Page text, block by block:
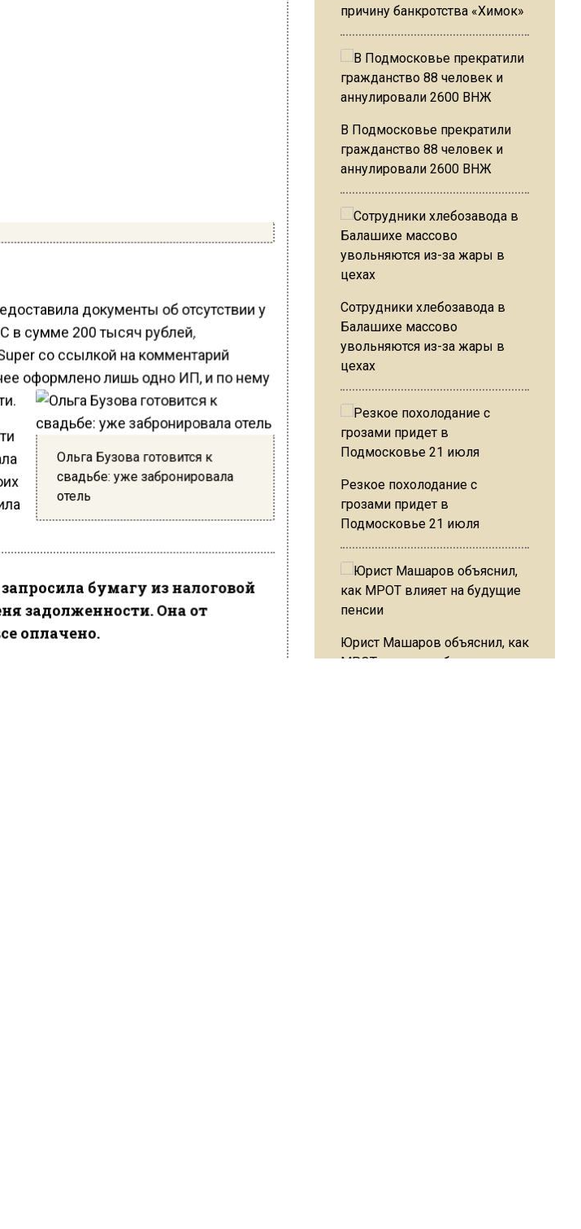
документы об отсутствии у
в сумме 200 тысяч рублей,
со ссылкой на комментарий
оформлено лишь одно ИП, и по нему
Ольга Бузова готовится к
свадьбе: уже забронировала
отель
бумагу из налоговой
задолженности. Она от
оплачено.
причину банкротства «Химок»
В Подмосковье прекратили
гражданство 88 человек и
аннулировали 2600 ВНЖ
Сотрудники хлебозавода в
Балашихе массово
увольняются из-за жары в
цехах
Резкое похолодание с
грозами придет в
Подмосковье 21 июля
Юрист Машаров объяснил, как
МРОТ влияет на будущие